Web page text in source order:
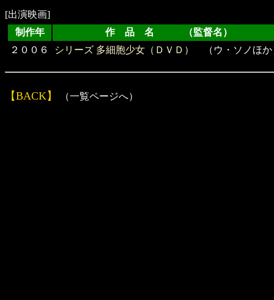
[出演映画]
制作年
作 品 名 （監督名）
２００６
シリーズ 多細胞少女（ＤＶＤ） （ウ・ソノほか
【BACK】 （一覧ページへ）